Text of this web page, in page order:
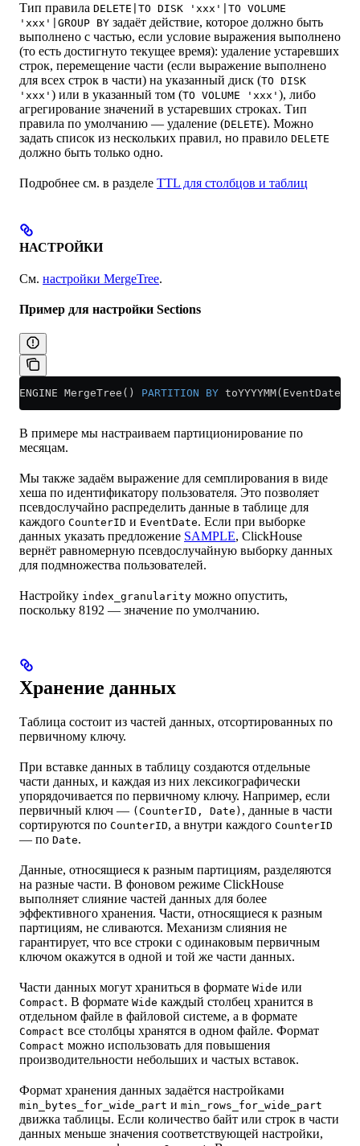
Тип правила DELETE|TO DISK 'xxx'|TO VOLUME
'xxx'|GROUP BY задаёт действие, которое должно быть
выполнено с частью, если условие выражения выполнено
(то есть достигнуто текущее время): удаление устаревших
строк, перемещение части (если выражение выполнено
для всех строк в части) на указанный диск (TO DISK
'xxx' ) или в указанный том (TO VOLUME 'xxx' ), либо
агрегирование значений в устаревших строках. Тип
правила по умолчанию — удаление (DELETE). Можно
задать список из нескольких правил, но правило DELETE
должно быть только одно.
Подробнее см. в разделе TTL для столбцов и таблиц
НАСТРОЙКИ
См. настройки MergeTree.
Пример для настройки Sections
ENGINE MergeTree() PARTITION BY toYYYYMM(EventDate)
В примере мы настраиваем партиционирование по
месяцам.
Мы также задаём выражение для семплирования в виде
хеша по идентификатору пользователя. Это позволяет
псевдослучайно распределить данные в таблице для
каждого CounterID и EventDate. Если при выборке
данных указать предложение SAMPLE, ClickHouse
вернёт равномерную псевдослучайную выборку данных
для подмножества пользователей.
Настройку index_granularity можно опустить,
поскольку 8192 — значение по умолчанию.
Хранение данных
Таблица состоит из частей данных, отсортированных по
первичному ключу.
При вставке данных в таблицу создаются отдельные
части данных, и каждая из них лексикографически
упорядочивается по первичному ключу. Например, если
первичный ключ — (CounterID, Date) , данные в части
сортируются по CounterID, а внутри каждого CounterID
— по Date.
Данные, относящиеся к разным партициям, разделяются
на разные части. В фоновом режиме ClickHouse
выполняет слияние частей данных для более
эффективного хранения. Части, относящиеся к разным
партициям, не сливаются. Механизм слияния не
гарантирует, что все строки с одинаковым первичным
ключом окажутся в одной и той же части данных.
Части данных могут храниться в формате Wide или
Compact. В формате Wide каждый столбец хранится в
отдельном файле в файловой системе, а в формате
Compact все столбцы хранятся в одном файле. Формат
Compact можно использовать для повышения
производительности небольших и частых вставок.
Формат хранения данных задаётся настройками
min_bytes_for_wide_part и min_rows_for_wide_part
движка таблицы. Если количество байт или строк в части
данных меньше значения соответствующей настройки,